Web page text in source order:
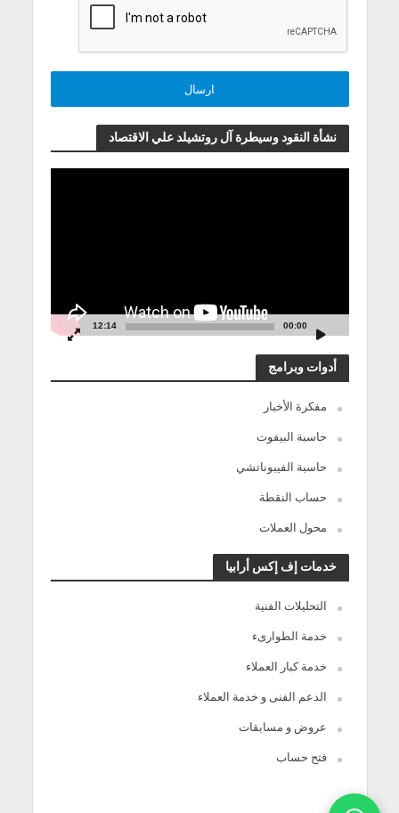
نشأة النقود وسيطرة آل روتشيلد علي الاقتصاد
00:00
12:14
أدوات وبرامج
مفكرة الأخبار
حاسبة البيفوت
حاسبة الفيبوناتشي
حساب النقطة
محول العملات
خدمات إف إكس أرابيا
التحليلات الفنية
خدمة الطوارىء
خدمة كبار العملاء
الدعم الفنى و خدمة العملاء
عروض و مسابقات
فتح حساب